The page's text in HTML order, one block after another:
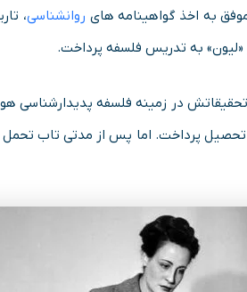
به اخذ گواهینامه های روانشناسی،
به تدریس فلسفه پرداخت.
در زمینه فلسفه پدیدارشناسی
پرداخت. اما پس از مدتی تاب تحمل